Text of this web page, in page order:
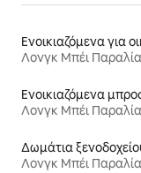
Λονγκ Μπέι Παραλία
Λονγκ Μπέι Παραλία
Δωμάτια
Λονγκ Μπέι Παραλία